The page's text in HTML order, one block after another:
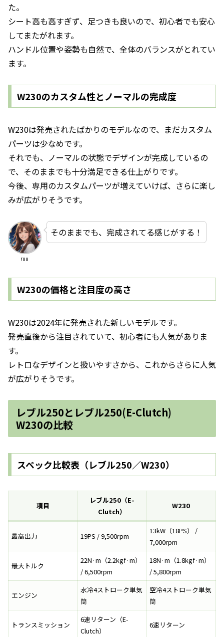
た。
シート高も高すぎず、足つきも良いので、初心者でも安心
してまたがれます。
ハンドル位置や姿勢も自然で、全体のバランスがとれてい
ます。
W230のカスタム性とノーマルの完成度
W230は発売されたばかりのモデルなので、まだカスタム
パーツは少なめです。
それでも、ノーマルの状態でデザインが完成しているの
で、そのままでも十分満足できる仕上がりです。
今後、専用のカスタムパーツが増えていけば、さらに楽し
みが広がりそうです。
ruu
そのままでも、完成されてる感じがする！
W230の価格と注目度の高さ
W230は2024年に発売された新しいモデルです。
発売直後から注目されていて、初心者にも人気がありま
す。
レトロなデザインと扱いやすさから、これからさらに人気
が広がりそうです。
レブル250とレブル250(E-Clutch)
W230の比較
スペック比較表（レブル250／W230）
項目
レブル250（E-
Clutch）
W230
最高出力 19PS / 9,500rpm
13kW（18PS） /
7,000rpm
最大トルク
22N·m（2.2kgf·m）
/ 6,500rpm
18N·m（1.8kgf·m）
/ 5,800rpm
エンジン
水冷4ストローク単気
筒
空冷4ストローク単気
筒
トランスミッション
6速リターン（E-
Clutch）
6速リターン